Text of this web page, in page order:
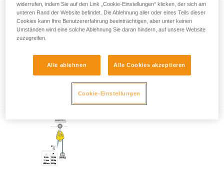
Rettung durch begleitetes Abseilen mit den
Abseilgeräten RIG und I‘D
widerrufen, indem Sie auf den Link „Cookie-Einstellungen“ klicken, der sich am
unteren Rand der Website befindet. Die Ablehnung aller oder eines Teils dieser
Cookies kann Ihre Benutzererfahrung beeinträchtigen, aber unter keinen
Umständen wird eine solche Ablehnung Sie daran hindern, auf unsere Website
zuzugreifen.
Alle ablehnen Alle Cookies akzeptieren
Cookie-Einstellungen